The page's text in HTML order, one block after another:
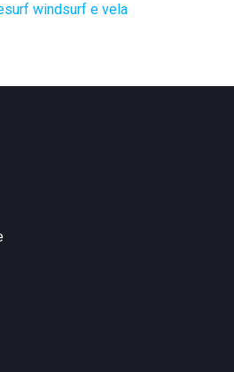
windsurf e vela